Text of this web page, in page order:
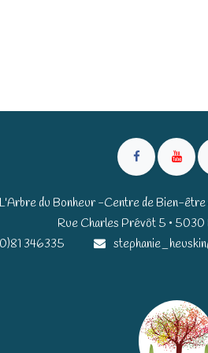
L'Arbre du Bonheur -Centre de Bien-être
Rue Charles Prévôt 5 • 5030
346335